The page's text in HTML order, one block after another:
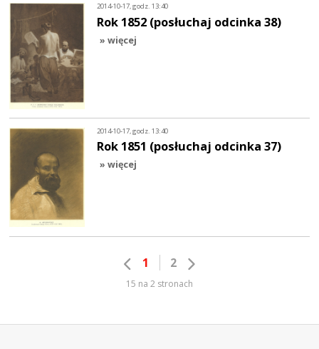
2014-10-17, godz. 13:40
Rok 1852 (posłuchaj odcinka 38)
» więcej
2014-10-17, godz. 13:40
Rok 1851 (posłuchaj odcinka 37)
» więcej
1 2
15 na 2 stronach